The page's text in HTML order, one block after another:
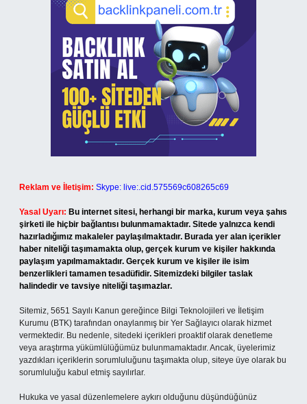
Reklam ve İletişim: Skype: live:.cid.575569c608265c69
Yasal Uyarı: Bu internet sitesi, herhangi bir marka, kurum veya şahıs
şirketi ile hiçbir bağlantısı bulunmamaktadır. Sitede yalnızca kendi
hazırladığımız makaleler paylaşılmaktadır. Burada yer alan içerikler
haber niteliği taşımamakta olup, gerçek kurum ve kişiler hakkında
paylaşım yapılmamaktadır. Gerçek kurum ve kişiler ile isim
benzerlikleri tamamen tesadüfidir. Sitemizdeki bilgiler taslak
halindedir ve tavsiye niteliği taşımazlar.
Sitemiz, 5651 Sayılı Kanun gereğince Bilgi Teknolojileri ve İletişim
Kurumu (BTK) tarafından onaylanmış bir Yer Sağlayıcı olarak hizmet
vermektedir. Bu nedenle, sitedeki içerikleri proaktif olarak denetleme
veya araştırma yükümlülüğümüz bulunmamaktadır. Ancak, üyelerimiz
yazdıkları içeriklerin sorumluluğunu taşımakta olup, siteye üye olarak bu
sorumluluğu kabul etmiş sayılırlar.
Hukuka ve yasal düzenlemelere aykırı olduğunu düşündüğünüz